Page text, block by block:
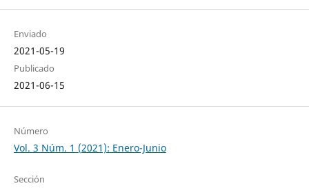
Enviado
2021-05-19
Publicado
2021-06-15
Número
Vol. 3 Núm. 1 (2021): Enero-Junio
Sección